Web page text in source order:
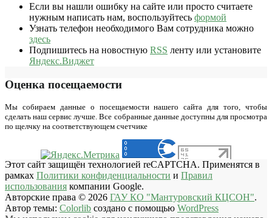
Если вы нашли ошибку на сайте или просто считаете
нужным написать нам, воспользуйтесь формой
Узнать телефон необходимого Вам сотрудника можно
здесь
Подпишитесь на новостную RSS ленту или установите
Яндекс.Виджет
Оценка посещаемости
Мы собираем данные о посещаемости нашего сайта для того, чтобы
сделать наш сервис лучше. Все собранные данные доступны для просмотра
по щелчку на соответствующем счетчике
Этот сайт защищён технологией reCAPTCHA. Применятся в
рамках Политики конфиденциальности и Правил
использования компании Google.
Авторские права © 2026 ГАУ КО "Мантуровский КЦСОН".
Автор темы: Colorlib создано с помощью WordPress